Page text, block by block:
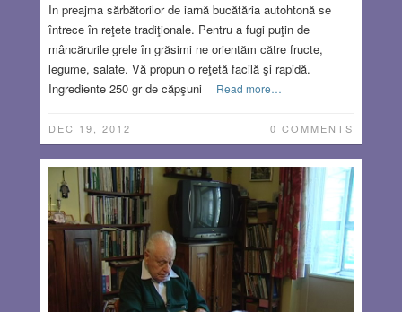
În preajma sărbătorilor de iarnă bucătăria autohtonă se
întrece în reţete tradiţionale. Pentru a fugi puţin de
mâncărurile grele în grăsimi ne orientăm către fructe,
legume, salate. Vă propun o reţetă facilă şi rapidă.
Ingrediente 250 gr de căpşuni
Read more…
DEC 19, 2012 0 COMMENTS